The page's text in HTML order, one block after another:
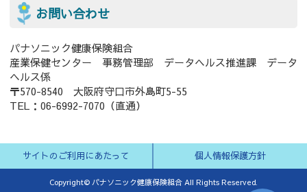
お問い合わせ
パナソニック健康保険組合
産業保健センター 事務管理部 データヘルス推進課 データ
ヘルス係
〒570-8540 大阪府守口市外島町5-55
TEL：06-6992-7070（直通）
サイトのご利用にあたって 個人情報保護方針
Copyright© パナソニック健康保険組合 All Rights Reserved.